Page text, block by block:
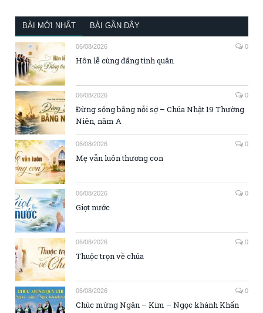
BÀI MỚI NHẤT BÀI GẦN ĐÂY
06/08/2026 0
Hôn lễ cùng đấng tình quân
06/08/2026 0
Đừng sống bằng nỗi sợ – Chúa Nhật 19 Thường
Niên, năm A
06/08/2026 0
Mẹ vẫn luôn thương con
06/08/2026 0
Giọt nước
06/08/2026 0
Thuộc trọn về chúa
06/08/2026 0
Chúc mừng Ngân – Kim – Ngọc khánh Khấn